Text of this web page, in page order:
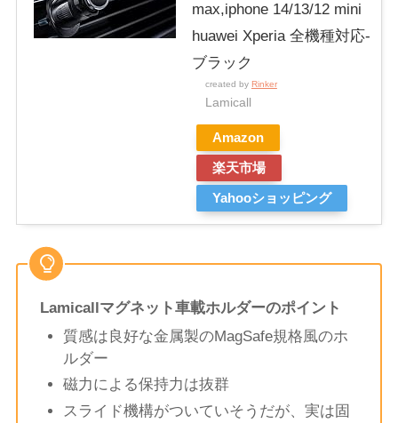
max,iphone 14/13/12 mini
huawei Xperia 全機種対応-
ブラック
created by Rinker
Lamicall
Amazon
楽天市場
Yahooショッピング
Lamicallマグネット車載ホルダーのポイント
質感は良好な金属製のMagSafe規格風のホ
ルダー
磁力による保持力は抜群
スライド機構がついていそうだが、実は固